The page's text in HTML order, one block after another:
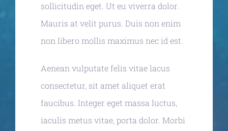
sollicitudin eget. Ut eu viverra dolor.
Mauris at velit purus. Duis non enim
non libero mollis maximus nec id est.
Aenean vulputate felis vitae lacus
consectetur, sit amet aliquet erat
faucibus. Integer eget massa luctus,
iaculis metus vitae, porta dolor. Morbi